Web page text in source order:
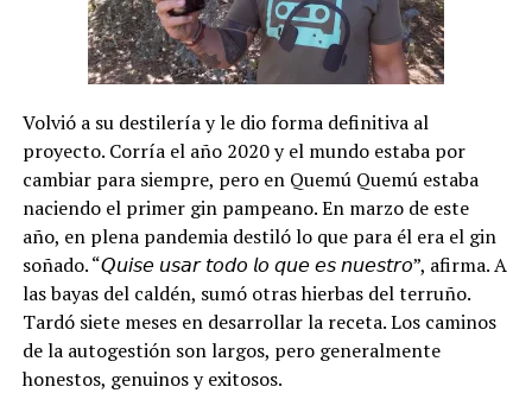
Volvió a su destilería y le dio forma definitiva al
proyecto. Corría el año 2020 y el mundo estaba por
cambiar para siempre, pero en Quemú Quemú estaba
naciendo el primer gin pampeano. En marzo de este
año, en plena pandemia destiló lo que para él era el gin
soñado. “𝘘𝘶𝘪𝘴𝘦 𝘶𝘴𝘢𝘳 𝘵𝘰𝘥𝘰 𝘭𝘰 𝘲𝘶𝘦 𝘦𝘴 𝘯𝘶𝘦𝘴𝘵𝘳𝘰”, afirma. A
las bayas del caldén, sumó otras hierbas del terruño.
Tardó siete meses en desarrollar la receta. Los caminos
de la autogestión son largos, pero generalmente
honestos, genuinos y exitosos.